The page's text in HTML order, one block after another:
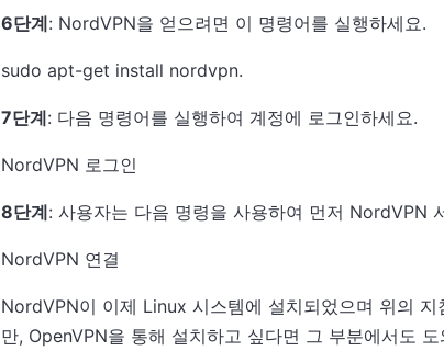
6단계: NordVPN을 얻으려면 이 명령어를 실행하세요.
sudo apt-get install nordvpn.
7단계: 다음 명령어를 실행하여 계정에 로그인하세요.
NordVPN 로그인
8단계: 사용자는 다음 명령을 사용하여 먼저 NordVPN
NordVPN 연결
NordVPN이 이제 Linux 시스템에 설치되었으며 위의
만, OpenVPN을 통해 설치하고 싶다면 그 부분에서도